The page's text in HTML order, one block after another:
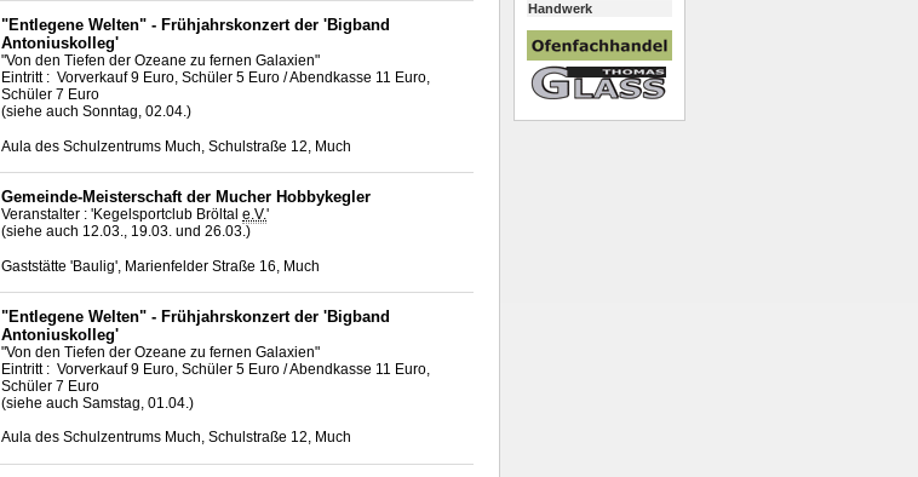
"Entlegene Welten" - Frühjahrskonzert der 'Bigband
Antoniuskolleg'
"Von den Tiefen der Ozeane zu fernen Galaxien"
Eintritt : Vorverkauf 9 Euro, Schüler 5 Euro / Abendkasse 11 Euro,
Schüler 7 Euro
(siehe auch Sonntag, 02.04.)
Aula des Schulzentrums Much, Schulstraße 12, Much
Gemeinde-Meisterschaft der Mucher Hobbykegler
Veranstalter : 'Kegelsportclub Bröltal e.V.'
(siehe auch 12.03., 19.03. und 26.03.)
Gaststätte 'Baulig', Marienfelder Straße 16, Much
"Entlegene Welten" - Frühjahrskonzert der 'Bigband
Antoniuskolleg'
"Von den Tiefen der Ozeane zu fernen Galaxien"
Eintritt : Vorverkauf 9 Euro, Schüler 5 Euro / Abendkasse 11 Euro,
Schüler 7 Euro
(siehe auch Samstag, 01.04.)
Aula des Schulzentrums Much, Schulstraße 12, Much
Handwerk